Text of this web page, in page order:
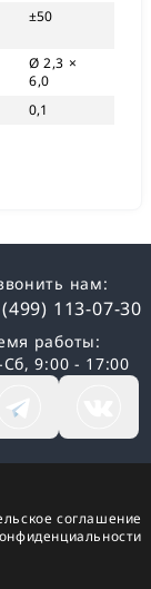
±50
Ø 2,3 ×
6,0
0,1
нам:
113-07-30
работы:
9:00 - 17:00
соглашение